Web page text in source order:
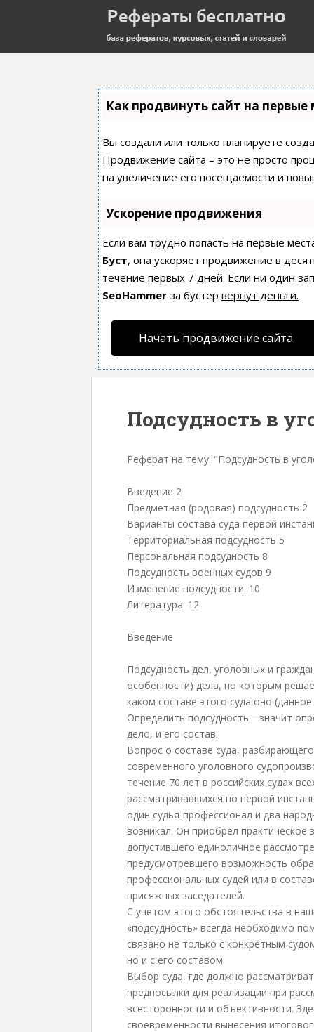
Как продвинуть сайт на первые
Вы создали или только планируете
Продвижение сайта – это не просто
на увеличение его посещаемости и
Ускорение продвижения
Если вам трудно попасть на первые
Буст, она ускоряет продвижение в
течение первых 7 дней. Если ни один
SeoHammer за бустер вернут деньги.
Начать продвижение сайта
Подсудность в
Реферат на тему: "Подсудность в
Введение 2
Предметная (родовая) подсудность 2
Варианты состава суда первой
Территориальная подсудность 5
Персональная подсудность 8
Подсудность военных судов 9
Изменение подсудности. 10
Литература: 12
Введение
Подсудность дел, уголовных и
особенности) дела, по которым
каком составе этого суда оно
Определить подсудность—значит
дело, и его состав.
Вопрос о составе суда,
современного уголовного
течение 70 лет в российских судах
рассматривавшихся по первой
один судья-профессионал и два
возникал. Он приобрел практическое
допустившего единоличное
предусмотревшего возможность
профессиональных судей или в
присяжных заседателей.
С учетом этого обстоятельства в
«подсудность» всегда необходимо
связано не только с конкретным
но и с его составом
Выбор суда, где должно
предпосылки для реализации при
всесторонности и объективности.
своевременности вынесения